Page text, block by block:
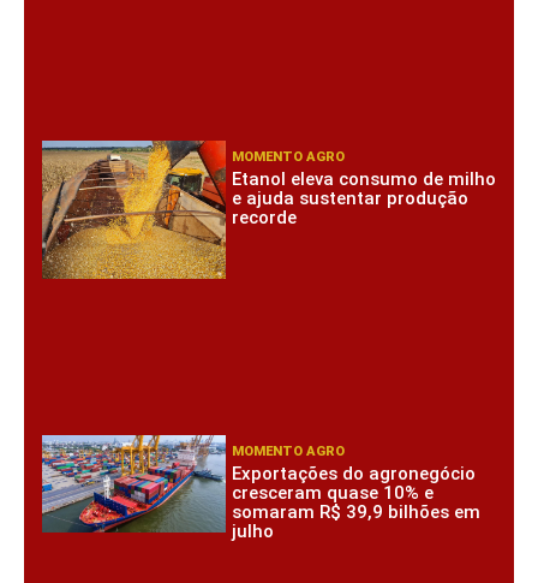
MOMENTO AGRO
Etanol eleva consumo de milho
e ajuda sustentar produção
recorde
MOMENTO AGRO
Exportações do agronegócio
cresceram quase 10% e
somaram R$ 39,9 bilhões em
julho